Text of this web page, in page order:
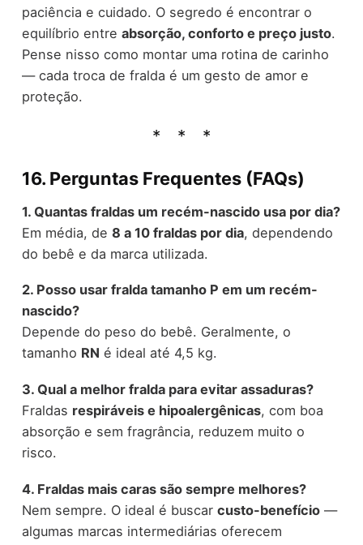
paciência e cuidado. O segredo é encontrar o
equilíbrio entre absorção, conforto e preço justo.
Pense nisso como montar uma rotina de carinho
— cada troca de fralda é um gesto de amor e
proteção.
16. Perguntas Frequentes (FAQs)
1. Quantas fraldas um recém-nascido usa por dia?
Em média, de 8 a 10 fraldas por dia, dependendo
do bebê e da marca utilizada.
2. Posso usar fralda tamanho P em um recém-
nascido?
Depende do peso do bebê. Geralmente, o
tamanho RN é ideal até 4,5 kg.
3. Qual a melhor fralda para evitar assaduras?
Fraldas respiráveis e hipoalergênicas, com boa
absorção e sem fragrância, reduzem muito o
risco.
4. Fraldas mais caras são sempre melhores?
Nem sempre. O ideal é buscar custo-benefício—
algumas marcas intermediárias oferecem